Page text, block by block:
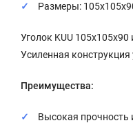
Размеры:
Уголок KUU 105x105x90
Усиленная конструкция
Преимущества:
Высокая прочность